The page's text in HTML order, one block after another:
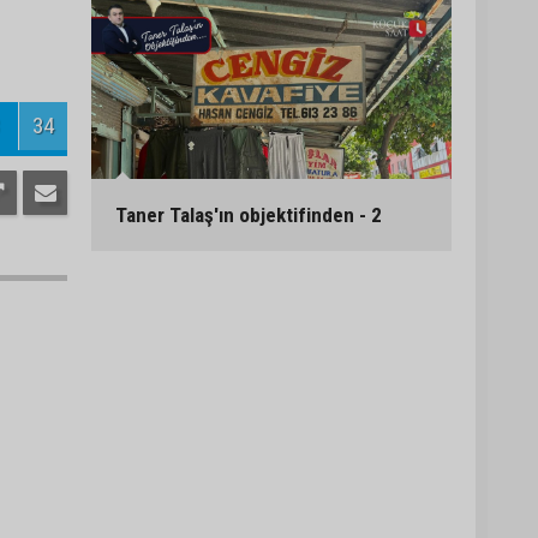
34
Taner Talaş'ın objektifinden - 2